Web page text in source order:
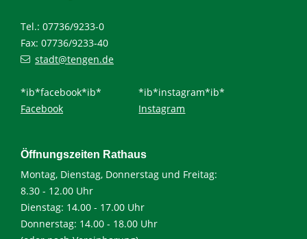
Tel.: 07736/9233-0
Fax: 07736/9233-40
stadt@tengen.de
*ib*facebook*ib*
Facebook
*ib*instagram*ib*
Instagram
Öffnungszeiten Rathaus
Montag, Dienstag, Donnerstag und Freitag:
8.30 - 12.00 Uhr
Dienstag: 14.00 - 17.00 Uhr
Donnerstag: 14.00 - 18.00 Uhr